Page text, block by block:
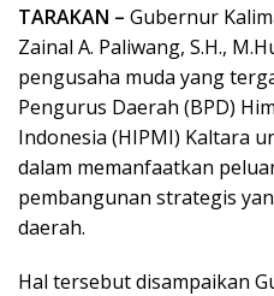
TARAKAN – Gubernur
Zainal A. Paliwang, S.H.,
pengusaha muda yang
Pengurus Daerah (BPD)
Indonesia (HIPMI) Kaltara
dalam memanfaatkan
pembangunan strategis
daerah.
Hal tersebut disampaikan